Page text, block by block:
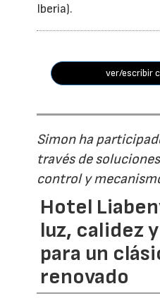
Iberia).
ver/escribir
Simon ha
través de
control y
Hotel
luz, calidez
para un
renovado